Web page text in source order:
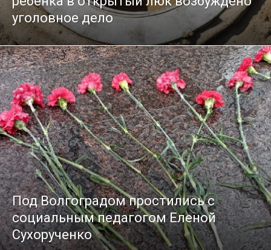
уголовное дело
Под Волгоградом простились с
социальным педагогом Еленой
Сухорученко